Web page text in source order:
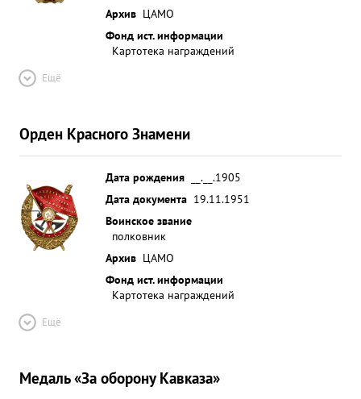
Архив ЦАМО
Фонд ист. информации
Картотека награждений
Ещё
Орден Красного Знамени
Дата рождения
__.__.1905
Дата документа 19.11.1951
Воинское звание
полковник
Архив ЦАМО
Фонд ист. информации
Картотека награждений
Ещё
Медаль «За оборону Кавказа»